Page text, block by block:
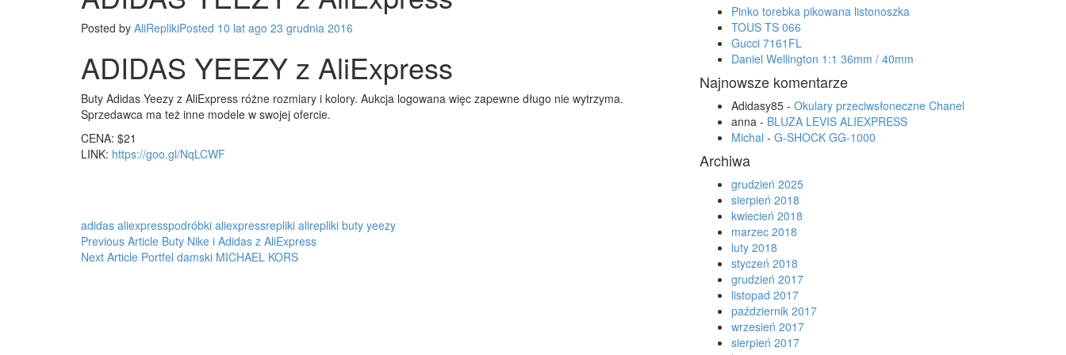
Posted by AliReplikiPosted 10 lat ago 23 grudnia 2016
ADIDAS YEEZY z AliExpress
Buty Adidas Yeezy z AliExpress różne rozmiary i kolory. Aukcja logowana więc zapewne długo nie wytrzyma.
Sprzedawca ma też inne modele w swojej ofercie.
CENA: $21
LINK: https://goo.gl/NqLCWF
adidas aliexpresspodróbki aliexpressrepliki alirepliki buty yeezy
Post
Previous Article Buty Nike i Adidas z AliExpress
Next Article Portfel damski MICHAEL KORS
Pinko torebka pikowana listonoszka
TOUS TS 066
Gucci 7161FL
Daniel Wellington 1:1 36mm / 40mm
Najnowsze komentarze
Adidasy85 - Okulary przeciwsłoneczne Chanel
anna - BLUZA LEVIS ALIEXPRESS
Michal - G-SHOCK GG-1000
Archiwa
grudzień 2025
sierpień 2018
kwiecień 2018
marzec 2018
luty 2018
styczeń 2018
grudzień 2017
listopad 2017
październik 2017
wrzesień 2017
sierpień 2017